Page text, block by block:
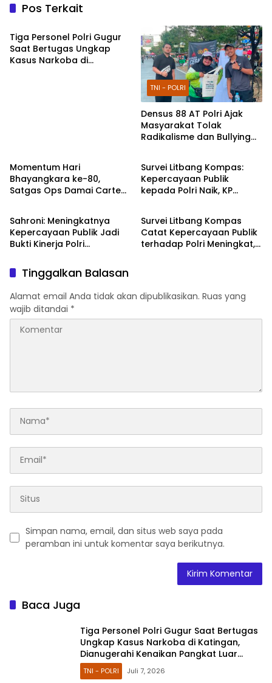
Pos Terkait
TNI - POLRI
Tiga Personel Polri Gugur
Saat Bertugas Ungkap
Kasus Narkoba di
TNI - POLRI
Densus 88 AT Polri Ajak
Masyarakat Tolak
Radikalisme dan Bullying
Momentum Hari
Bhayangkara ke-80,
Satgas Ops Damai Cartenz
Sosial
TNI - POLRI
Survei Litbang Kompas:
Kepercayaan Publik
kepada Polri Naik, KP
DPR RI
Sahroni: Meningkatnya
Kepercayaan Publik Jadi
Bukti Kinerja Polri
TNI - POLRI
Survei Litbang Kompas
Catat Kepercayaan Publik
terhadap Polri Meningkat,
Tinggalkan Balasan
Alamat email Anda tidak akan dipublikasikan. Ruas yang
wajib ditandai *
Simpan nama, email, dan situs web saya pada
peramban ini untuk komentar saya berikutnya.
Baca Juga
Tiga Personel Polri Gugur Saat Bertugas
Ungkap Kasus Narkoba di Katingan,
Dianugerahi Kenaikan Pangkat Luar
Biasa Anumerta
TNI - POLRI Juli 7, 2026